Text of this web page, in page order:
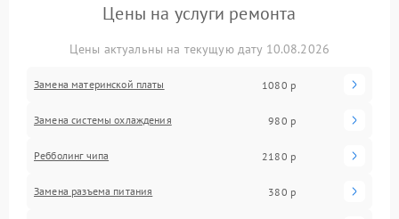
Цены на услуги ремонта
Цены актуальны на текущую дату 10.08.2026
Замена материнской платы 1080 р
Замена системы охлаждения 980 р
Ребболинг чипа 2180 р
Замена разъема питания 380 р